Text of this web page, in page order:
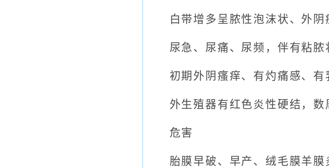
白带增多呈脓性泡沫状、外阴
尿急、尿痛、尿频，伴有粘脓
初期外阴瘙痒、有灼痛感、有
外生殖器有红色炎性硬结，数
危害
胎膜早破、早产、绒毛膜羊膜